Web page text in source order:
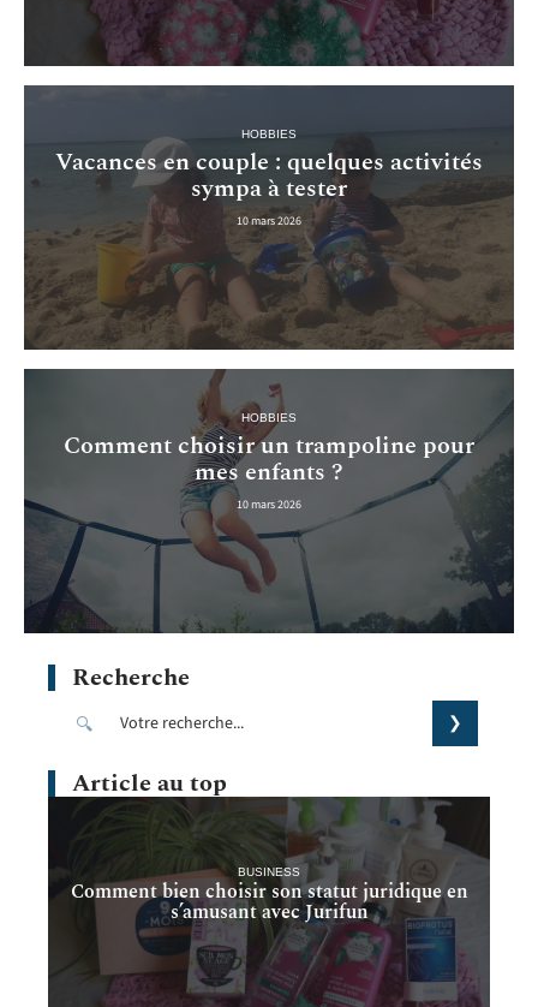
HOBBIES
Vacances en couple : quelques activités
sympa à tester
10 mars 2026
HOBBIES
Comment choisir un trampoline pour
mes enfants ?
10 mars 2026
Recherche
Article au top
BUSINESS
Comment bien choisir son statut juridique en
s’amusant avec Jurifun